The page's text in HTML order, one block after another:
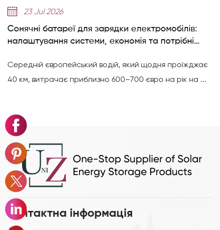
електромобілів:
та потрібні
який щодня проїжджає
євро на рік на ...
Пояснення елементів
досягає 8000+ циклів
Надходять елементи високої
серія Deye GE-F досягає 8000
Контактна інформація